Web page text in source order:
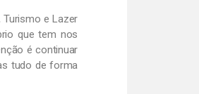
Turismo e Lazer
que tem nos
é continuar
tudo de forma